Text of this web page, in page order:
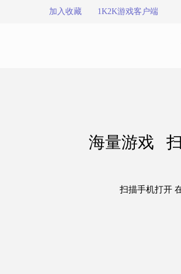
加入收藏 1K2K游戏客户端
海量游戏
扫描手机打开